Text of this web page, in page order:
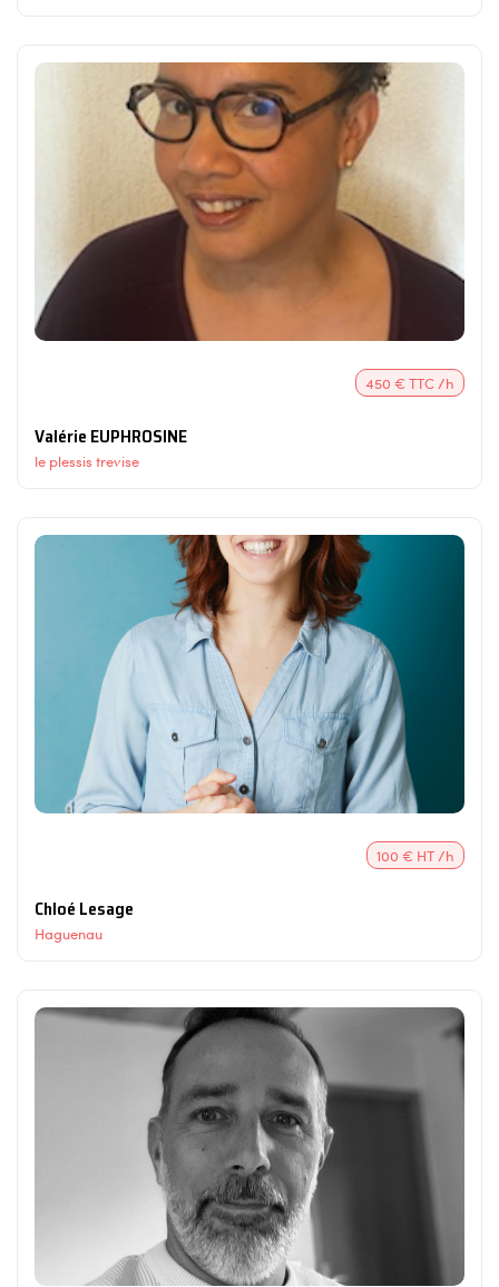
450 € TTC /h
Valérie EUPHROSINE
le plessis trevise
100 € HT /h
Chloé Lesage
Haguenau